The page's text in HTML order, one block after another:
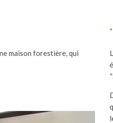
maison forestière, qui